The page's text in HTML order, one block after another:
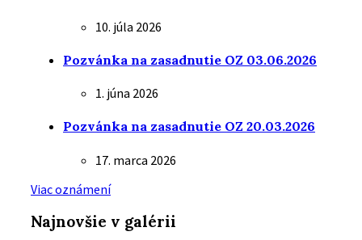
10. júla 2026
Pozvánka na zasadnutie OZ 03.06.2026
1. júna 2026
Pozvánka na zasadnutie OZ 20.03.2026
17. marca 2026
Viac oznámení
Najnovšie v galérii